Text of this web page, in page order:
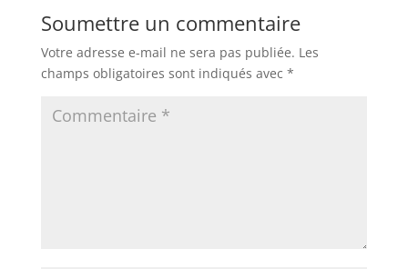
Soumettre un commentaire
Votre adresse e-mail ne sera pas publiée. Les
champs obligatoires sont indiqués avec *